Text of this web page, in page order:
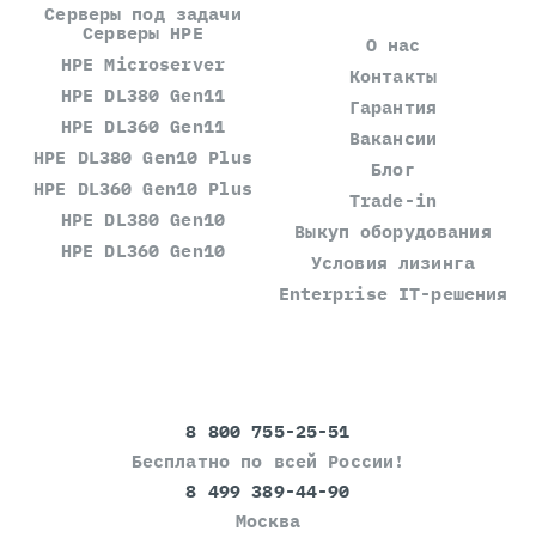
Серверы под задачи
Серверы HPE
HPE Microserver
HPE DL380 Gen11
HPE DL360 Gen11
HPE DL380 Gen10 Plus
HPE DL360 Gen10 Plus
HPE DL380 Gen10
HPE DL360 Gen10
О нас
Контакты
Гарантия
Вакансии
Блог
Trade-in
Выкуп оборудования
Условия лизинга
Enterprise IT-решения
8 800 755-25-51
Бесплатно по всей России!
8 499 389-44-90
Москва